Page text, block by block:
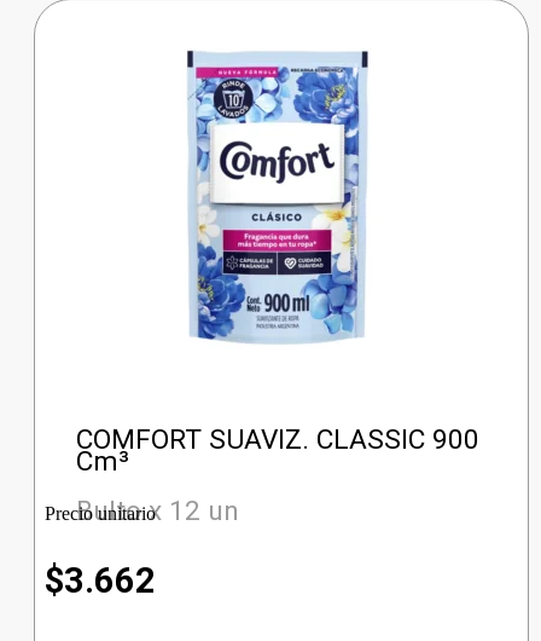
COMFORT SUAVIZ. CLASSIC 900
Cm³
Bulto x 12 un
Precio unitario
$3.662